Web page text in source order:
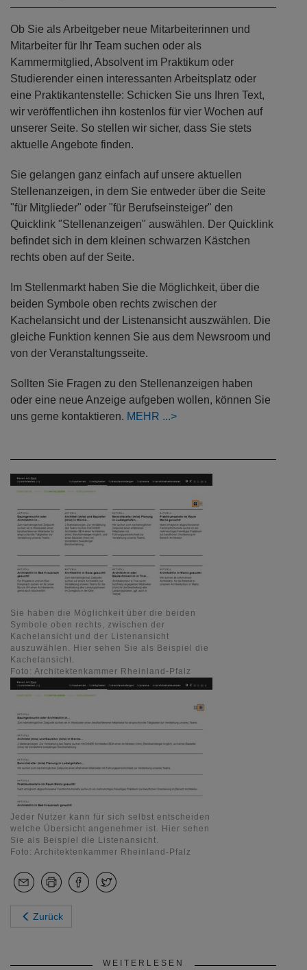
Ob Sie als Arbeitgeber neue Mitarbeiterinnen und
Mitarbeiter für Ihr Team suchen oder als
Kammermitglied, Absolvent im Praktikum oder
Studierender einen interessanten Arbeitsplatz oder
eine Praktikantenstelle: Schicken Sie uns Ihren Text,
wir veröffentlichen ihn kostenlos für vier Wochen auf
unserer Seite. So stellen wir sicher, dass Sie stets
aktuelle Angebote finden.
Sie gelangen ganz einfach auf unsere aktuellen
Stellenanzeigen, in dem Sie entweder über die Seite
"für Mitglieder" oder "für Berufseinsteiger" den
Quicklink "Stellenanzeigen" auswählen. Der Quicklink
befindet sich in dem kleinen schwarzen Kästchen
rechts oben auf der Seite.
Im Stellenmarkt haben Sie die Möglichkeit, über die
beiden Symbole oben rechts zwischen der
Kachelansicht und der Listenansicht auszwählen. Die
gleiche Funktion kennen Sie aus dem Newsroom und
von der Veranstaltungsseite.
Sollten Sie Fragen zu den Stellenanzeigen haben
oder eine neue Anzeige aufgeben wollen, können Sie
uns gerne kontaktieren. MEHR
Sie haben die Möglichkeit über die beiden
Symbole oben rechts, zwischen der
Kachelansicht und der Listenansicht
auszuwählen. Hier sehen Sie als Beispiel die
Kachelansicht.
Foto: Architektenkammer Rheinland-Pfalz
Jeder Nutzer kann für sich selbst entscheiden
welche Übersicht angenehmer ist. Hier sehen
Sie als Beispiel die Listenansicht.
Foto: Architektenkammer Rheinland-Pfalz
Zurück
WEITERLESEN